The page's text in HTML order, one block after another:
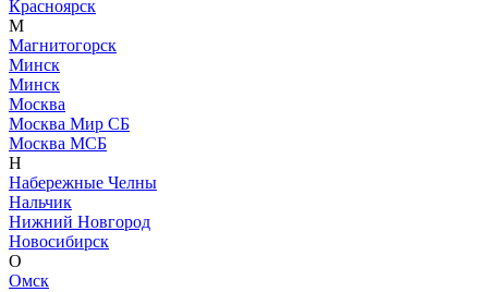
Красноярск
М
Магнитогорск
Минск
Минск
Москва
Москва Мир СБ
Москва МСБ
Н
Набережные Челны
Нальчик
Нижний Новгород
Новосибирск
О
Омск